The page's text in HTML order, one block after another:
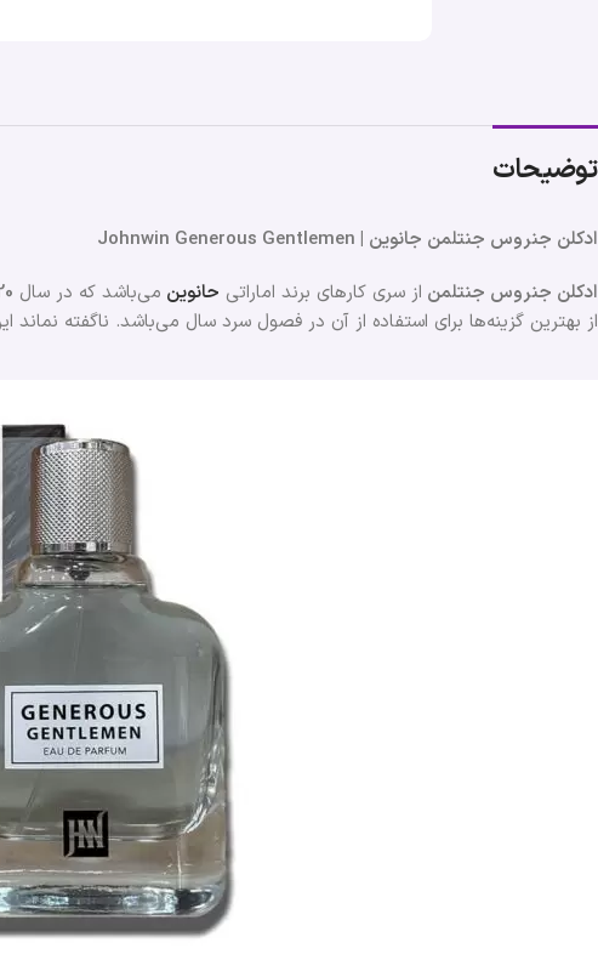
توضیحات
ادکلن جنروس جنتلمن جانوین | Johnwin Generous Gentlemen
ادکلن جنروس جنتلمن از سری کارهای برند اماراتی حانوین می‌باشد که در سال
از بهترین گزینه‌ها برای استفاده از آن در فصول سرد سال می‌باشد. ناگفته نماند